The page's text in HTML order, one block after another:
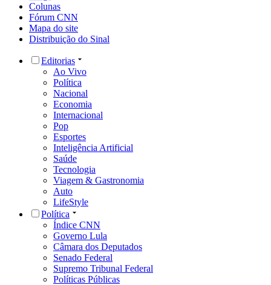
Colunas
Fórum CNN
Mapa do site
Distribuição do Sinal
Editorias
Ao Vivo
Política
Nacional
Economia
Internacional
Pop
Esportes
Inteligência Artificial
Saúde
Tecnologia
Viagem & Gastronomia
Auto
LifeStyle
Política
Índice CNN
Governo Lula
Câmara dos Deputados
Senado Federal
Supremo Tribunal Federal
Políticas Públicas